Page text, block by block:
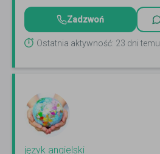
Zadzwoń
Ostatnia aktywność: 23 dni temu
język angielski